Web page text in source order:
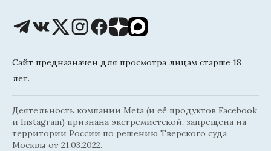
Сайт предназначен для просмотра лицам старше 18
лет.
Деятельность компании Meta (и её продуктов Facebook
и Instagram) признана экстремистской, запрещена на
территории России по решению Тверского суда
Москвы от 21.03.2022.